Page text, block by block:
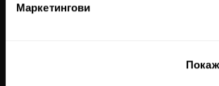
Маркетингови
Textura Premium